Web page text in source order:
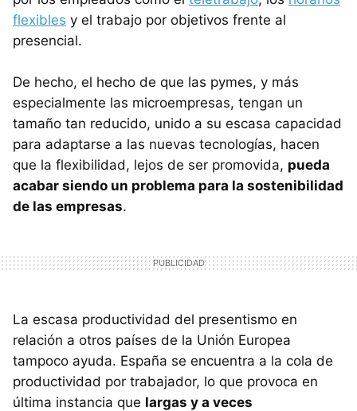
flexibles y el trabajo por objetivos frente al
presencial.
De hecho, el hecho de que las pymes, y más
especialmente las microempresas, tengan un
tamaño tan reducido, unido a su escasa capacidad
para adaptarse a las nuevas tecnologías, hacen
que la flexibilidad, lejos de ser promovida, pueda
acabar siendo un problema para la sostenibilidad
de las empresas.
La escasa productividad del presentismo en
relación a otros países de la Unión Europea
tampoco ayuda. España se encuentra a la cola de
productividad por trabajador, lo que provoca en
última instancia que largas y a veces